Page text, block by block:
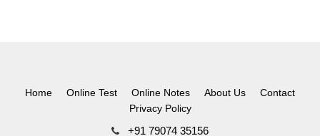
Home Online Test Online Notes About Us
Contact
Privacy Policy
+91 79074 35156